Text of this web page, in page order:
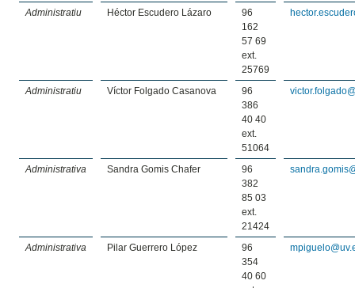
Administratiu Héctor Escudero Lázaro
96
162
57 69
ext.
25769
Administratiu Víctor Folgado Casanova
96
386
40 40
ext.
51064
Administrativa Sandra Gomis Chafer
96
382
85 03
ext.
21424
Administrativa Pilar Guerrero López
96
354
40 60